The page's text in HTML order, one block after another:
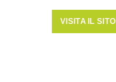
VISITA IL SITO